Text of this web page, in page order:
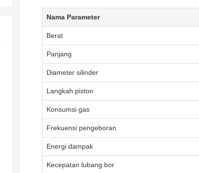
Nama Parameter
Berat
Panjang
Diameter silinder
Langkah piston
Konsumsi gas
Frekuensi pengeboran
Energi dampak
Kecepatan lubang bor